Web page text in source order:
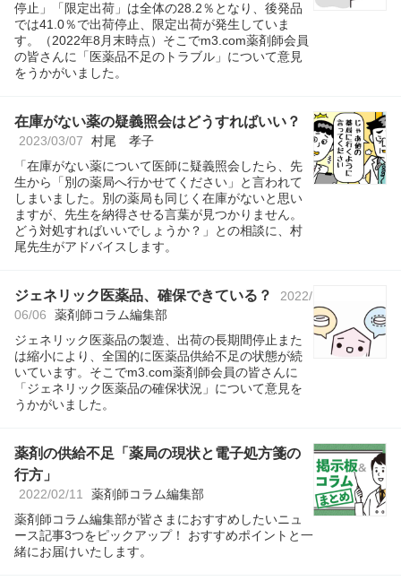
停止」「限定出荷」は全体の28.2％となり、後発品
では41.0％で出荷停止、限定出荷が発生していま
す。（2022年8月末時点）そこでm3.com薬剤師会員
の皆さんに「医薬品不足のトラブル」について意見
をうかがいました。
在庫がない薬の疑義照会はどうすればいい？
2023/03/07 村尾 孝子
「在庫がない薬について医師に疑義照会したら、先
生から「別の薬局へ行かせてください」と言われて
しまいました。別の薬局も同じく在庫がないと思い
ますが、先生を納得させる言葉が見つかりません。
どう対処すればいいでしょうか？」との相談に、村
尾先生がアドバイスします。
ジェネリック医薬品、確保できている？
2022/
06/06
薬剤師コラム編集部
ジェネリック医薬品の製造、出荷の長期間停止また
は縮小により、全国的に医薬品供給不足の状態が続
いています。そこでm3.com薬剤師会員の皆さんに
「ジェネリック医薬品の確保状況」について意見を
うかがいました。
薬剤の供給不足「薬局の現状と電子処方箋の
行方」
2022/02/11 薬剤師コラム編集部
薬剤師コラム編集部が皆さまにおすすめしたいニュ
ース記事3つをピックアップ！ おすすめポイントと一
緒にお届けいたします。